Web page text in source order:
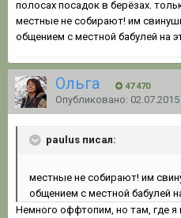
полосах посадок в берёзах.
местные не собирают! им
общением с местной бабулей на
Ольга 47 470
Опубликовано:
paulus писал:
местные не собирают! им
общением с местной бабулей
Немного оффтопим, но там, где